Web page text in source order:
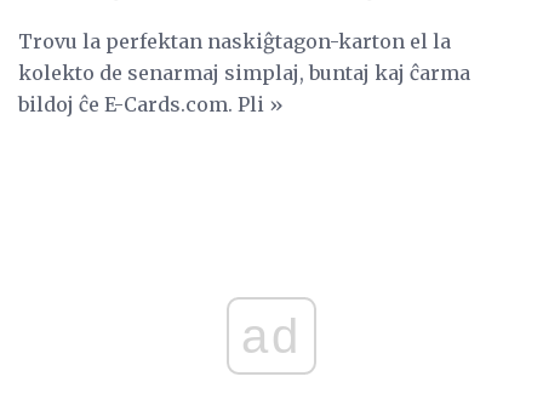
Trovu la perfektan naskiĝtagon-karton el la
kolekto de senarmaj simplaj, buntaj kaj ĉarma
bildoj ĉe E-Cards.com. Pli »
ad